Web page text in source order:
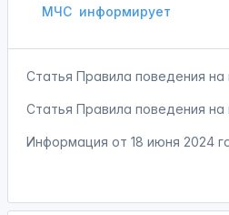
МЧС информирует
Статья Правила поведения
Статья Правила поведения
Информация от 18 июня 2024